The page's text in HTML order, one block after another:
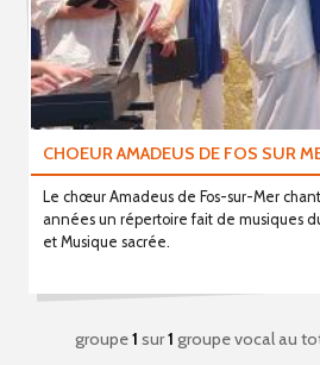
CHOEUR AMADEUS DE FOS SUR
Le chœur Amadeus de Fos-sur-Mer
années un répertoire fait de musiques
et Musique sacrée.
groupe1 sur1 groupe vocal au